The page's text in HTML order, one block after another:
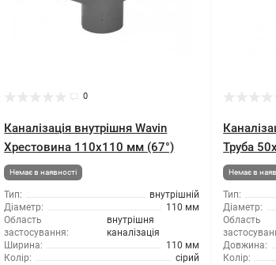
0
Каналізація внутрішня Wavin
Хрестовина 110x110 мм (67°)
Немає в наявності
Тип:
внутрішній
Діаметр:
110 мм
Область
застосування:
внутрішня
каналізація
Ширина:
110 мм
Колір:
сірий
Труба
Немає в
Тип:
Діаметр:
Область
Довжина:
Колір: